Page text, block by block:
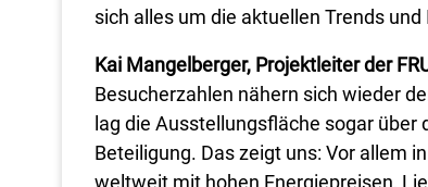
sich alles um die aktuellen Trends
Kai Mangelberger, Projektleiter der
Besucherzahlen nähern sich wieder
lag die Ausstellungsfläche sogar über
Beteiligung. Das zeigt uns: Vor allem
weltweit mit hohen Energiepreisen,